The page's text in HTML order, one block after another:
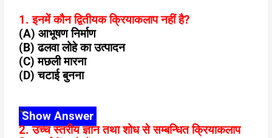
1. इनमें कौन द्वितीयक क्रियाकलाप नहीं है?
(A) आभूषण निर्माण
(B) ढलवा लोहे का उत्पादन
(C) मछली मारना
(D) चटाई बुनना
Show Answer
2. उच्च स्तरीय ज्ञान तथा शोध से सम्बन्धित क्रियाकलाप